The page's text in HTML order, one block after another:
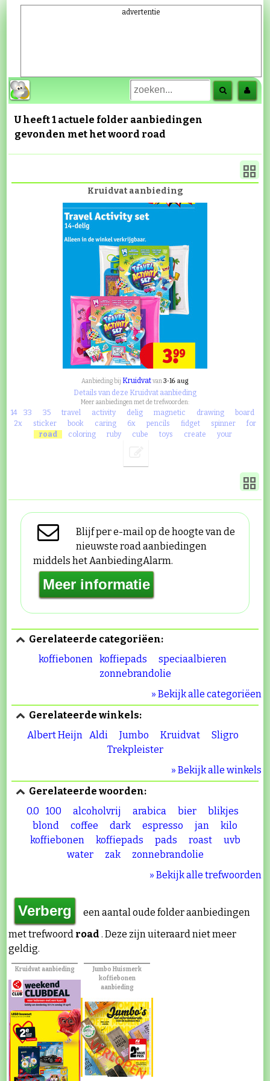
advertentie
U heeft 1 actuele folder aanbiedingen
gevonden met het woord road
Kruidvat aanbieding
Aanbieding bij Kruidvatvan3-16 aug
Details van deze Kruidvat aanbieding
Meer aanbiedingen met de trefwoorden:
14 33 35 travel activity delig magnetic drawing
board
2x
sticker book caring 6x pencils fidget spinner
for
road
coloring ruby cube toys create your
Blijf per e-mail op de hoogte van de
nieuwste road aanbiedingen
middels het AanbiedingAlarm.
Gerelateerde categoriëen:
koffiepads
speciaalbieren
zonnebrandolie
» Bekijk alle categoriëen
Gerelateerde winkels:
Aldi Jumbo Kruidvat
» Bekijk alle winkels
Gerelateerde woorden:
0.0 100 alcoholvrij arabica bier
blikjes
blond
coffee dark espresso jan
kilo
koffiebonen
koffiepads pads roast
zonnebrandolie
een aantal oude folder aanbiedingen
met trefwoord
geldig.
Kruidvat aanbieding
Jumbo Huismerk
koffiebonen
aanbieding